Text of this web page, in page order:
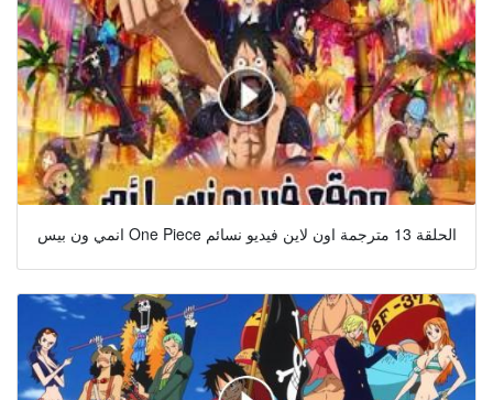
انمي ون بيس One Piece الحلقة 13 مترجمة اون لاين فيديو نسائم